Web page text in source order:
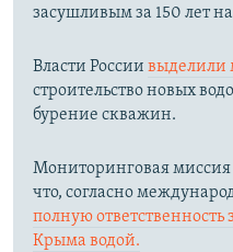
засушливым за 150 лет
Власти России выделили
строительство новых
бурение скважин.
Мониторинговая
что, согласно
полную ответственность
Крыма водой.